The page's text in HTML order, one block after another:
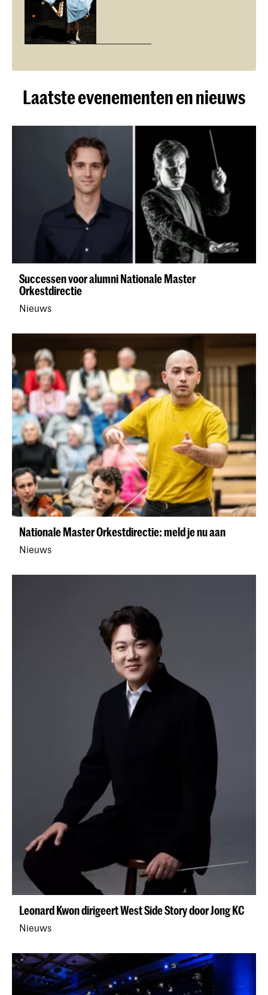
Laatste evenementen en nieuws
Successen voor alumni Nationale Master
Orkestdirectie
Nieuws
Nationale Master Orkestdirectie: meld je nu aan
Nieuws
Leonard Kwon dirigeert West Side Story door Jong KC
Nieuws